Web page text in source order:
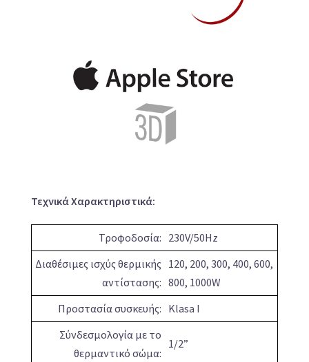
Τεχνικά Χαρακτηριστικά:
Τροφοδοσία: 230V/50Hz
Διαθέσιμες ισχύς θερμικής
αντίστασης:
120, 200, 300, 400, 600,
800, 1000W
Προστασία συσκευής: Klasa I
Σύνδεσμολογία με το
θερμαντικό σώμα:
1/2”